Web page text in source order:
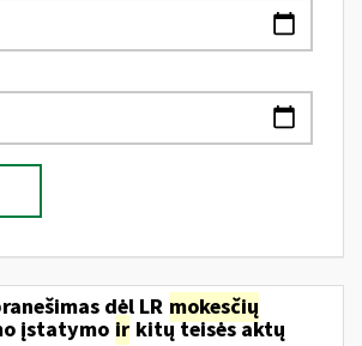
dėl LR mokesčių
įstatymo ir kitų teisės aktų